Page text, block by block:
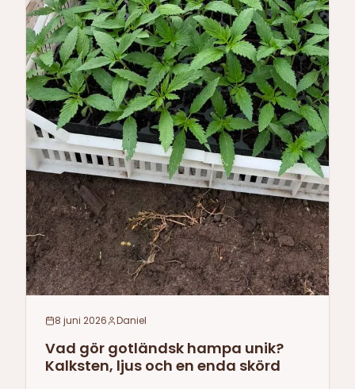
8 juni 2026 Daniel
Vad gör gotländsk hampa unik?
Kalksten, ljus och en enda skörd